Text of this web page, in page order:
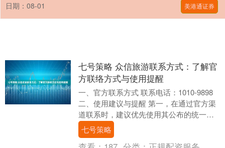
日期：08-01 美港通证券
七号策略 众信旅游联系方式：了解官
方联络方式与使用提醒
一、官方联系方式 联系电话：1010-9898
二、使用建议与提醒 第一，在通过官方渠
道联系时，建议优先使用其公布的统一服
务热线或访问官方网站。对于通过搜索引
擎....
七号策略